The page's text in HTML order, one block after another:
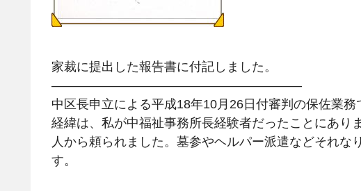
家裁に提出した報告書に付記しました。
————————————————————
中区長申立による平成18年10月26日付審判の保佐業
経緯は、私が中福祉事務所長経験者だったことにあり
人から頼られました。墓参やヘルパー派遣などそれな
す。